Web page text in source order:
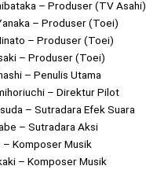
– Produser (TV Asahi)
– Produser (Toei)
– Produser (Toei)
– Produser (Toei)
– Penulis Utama
– Direktur Pilot
– Sutradara Efek Suara
– Sutradara Aksi
– Komposer Musik
– Komposer Musik